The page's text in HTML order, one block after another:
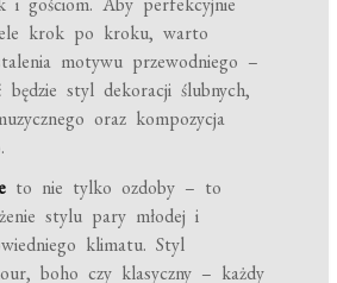
krok po kroku, warto
motywu przewodniego –
będzie styl dekoracji ślubnych,
oraz kompozycja
to nie tylko ozdoby – to
stylu pary młodej i
klimatu. Styl
boho czy klasyczny – każdy